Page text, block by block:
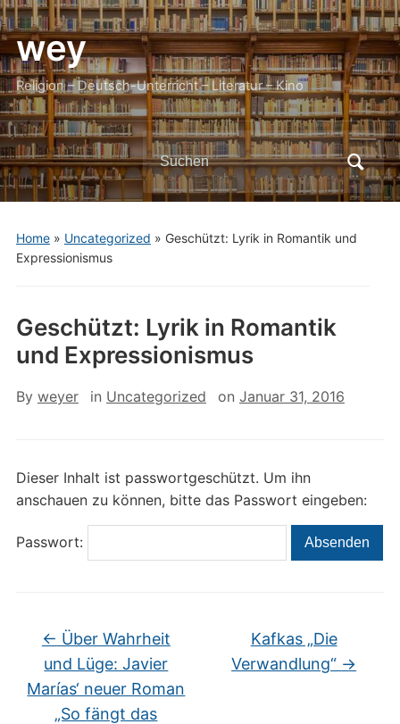
wey
Religion – Deutsch-Unterricht – Literatur – Kino
Search
for:
Home» Uncategorized » Geschützt: Lyrik in Romantik und
Expressionismus
Geschützt: Lyrik in Romantik
und Expressionismus
By weyer in Uncategorized on Januar 31, 2016
Dieser Inhalt ist passwortgeschützt. Um ihn
anschauen zu können, bitte das Passwort eingeben:
Passwort:
← Über Wahrheit
und Lüge: Javier
Marías‘ neuer Roman
„So fängt das
Kafkas „Die
Verwandlung“ →